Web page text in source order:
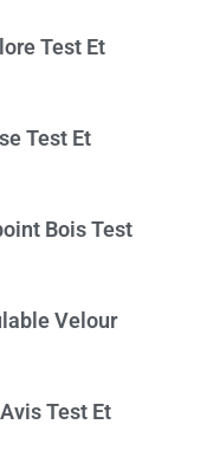
Test Et
Test Et
Bois Test
Velour
Test Et